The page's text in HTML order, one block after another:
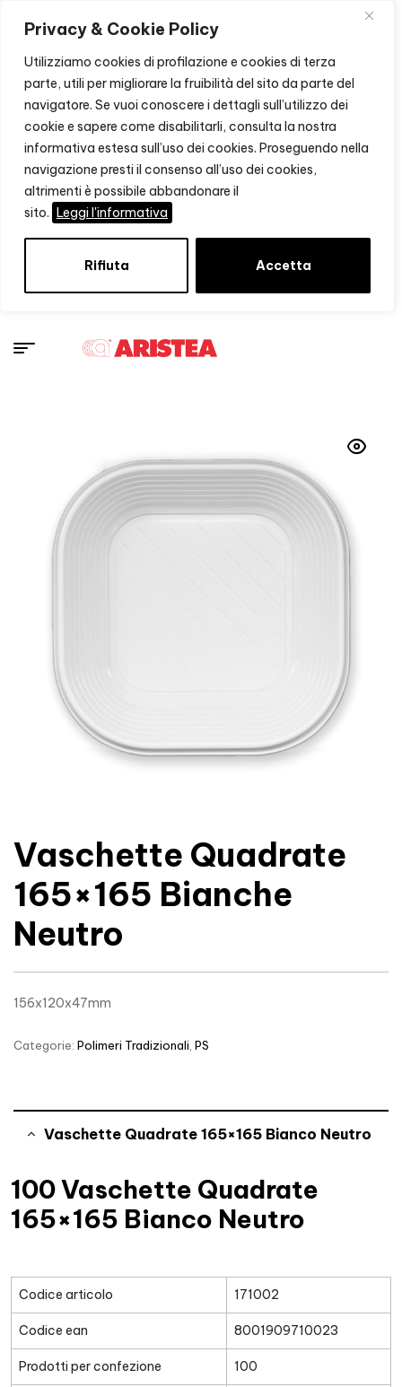
Privacy & Cookie Policy
Utilizziamo cookies di profilazione e cookies di terza
parte, utili per migliorare la fruibilità del sito da parte del
navigatore. Se vuoi conoscere i dettagli sull’utilizzo dei
cookie e sapere come disabilitarli, consulta la nostra
informativa estesa sull’uso dei cookies. Proseguendo nella
navigazione presti il consenso all’uso dei cookies,
altrimenti è possibile abbandonare il
sito. Leggi l'informativa
Rifiuta Accetta
Vaschette Quadrate
165×165 Bianche
Neutro
156x120x47mm
Categorie: Polimeri Tradizionali PS
Vaschette Quadrate 165×165 Bianco Neutro
100 Vaschette Quadrate
165×165 Bianco Neutro
Codice articolo 171002
Codice ean 8001909710023
Prodotti per confezione 100